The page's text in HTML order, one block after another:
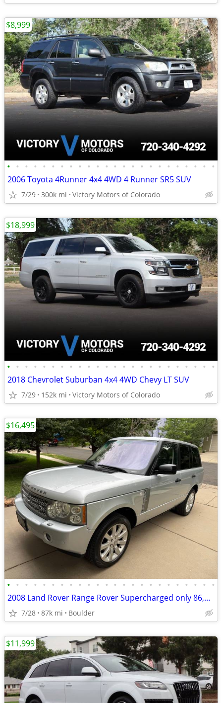
• • • • • • • • • • • • • • • • • • • • • • • •
2006 Toyota 4Runner 4x4 4WD 4 Runner SR5 SUV
7/29 300k mi Victory Motors of Colorado
$8,999
• • • • • • • • • • • • • • • • • • • • • • • •
2018 Chevrolet Suburban 4x4 4WD Chevy LT SUV
7/29 152k mi Victory Motors of Colorado
$18,999
• • • • • • • • • • • • • • • • • • • • • • • •
2008 Land Rover Range Rover Supercharged only 86,000 miles!
7/28 87k mi Boulder
$16,495
$11,999